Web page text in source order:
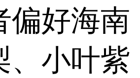
偏好海南
、小叶紫